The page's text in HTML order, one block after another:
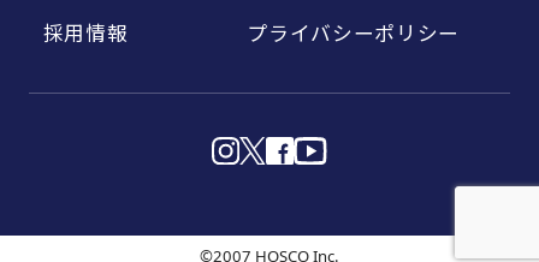
採用情報
プライバシーポリシー
©2007 HOSCO Inc.